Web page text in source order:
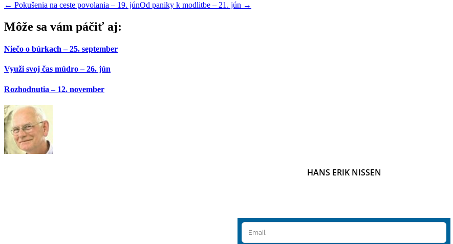
← Pokušenia na ceste povolania – 19. júnOd paniky k modlitbe – 21. jún →
Môže sa vám páčiť aj:
Niečo o búrkach – 25. september
Využi svoj čas múdro – 26. jún
Rozhodnutia – 12. november
HANS ERIK NISSEN